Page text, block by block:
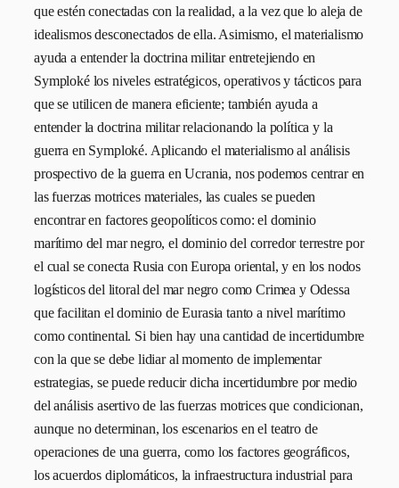
que estén conectadas con la realidad, a la vez que lo aleja de
idealismos desconectados de ella. Asimismo, el materialismo
ayuda a entender la doctrina militar entretejiendo en
Symploké los niveles estratégicos, operativos y tácticos para
que se utilicen de manera eficiente; también ayuda a
entender la doctrina militar relacionando la política y la
guerra en Symploké. Aplicando el materialismo al análisis
prospectivo de la guerra en Ucrania, nos podemos centrar en
las fuerzas motrices materiales, las cuales se pueden
encontrar en factores geopolíticos como: el dominio
marítimo del mar negro, el dominio del corredor terrestre por
el cual se conecta Rusia con Europa oriental, y en los nodos
logísticos del litoral del mar negro como Crimea y Odessa
que facilitan el dominio de Eurasia tanto a nivel marítimo
como continental. Si bien hay una cantidad de incertidumbre
con la que se debe lidiar al momento de implementar
estrategias, se puede reducir dicha incertidumbre por medio
del análisis asertivo de las fuerzas motrices que condicionan,
aunque no determinan, los escenarios en el teatro de
operaciones de una guerra, como los factores geográficos,
los acuerdos diplomáticos, la infraestructura industrial para